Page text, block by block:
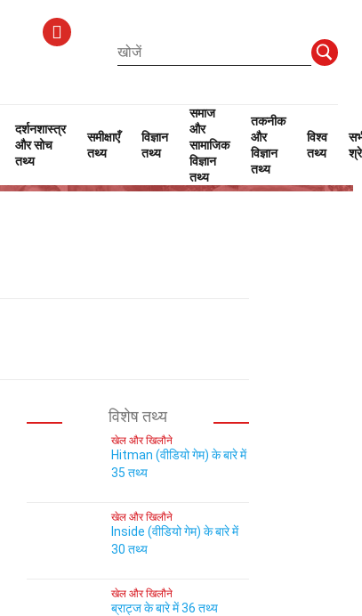
दर्शनशास्त्र
और सोच
तथ्य
समीक्षाएँ
तथ्य
विज्ञान
तथ्य
समाज
और
सामाजिक
विज्ञान
तथ्य
तकनीक
और
विज्ञान
तथ्य
विश्व
तथ्य
विशेष तथ्य
खेल और खिलौने
Hitman (वीडियो गेम) के बारे में
35 तथ्य
खेल और खिलौने
Inside (वीडियो गेम) के बारे में
30 तथ्य
खेल और खिलौने
ब्राट्ज के बारे में 36 तथ्य